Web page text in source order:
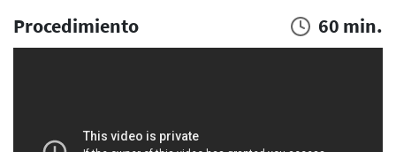
Procedimiento 60 min.